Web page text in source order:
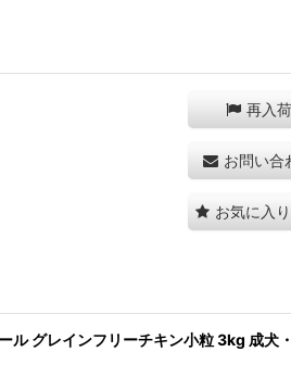
再入荷
お問い合
お気に入
ル グレインフリーチキン小粒 3kg 成